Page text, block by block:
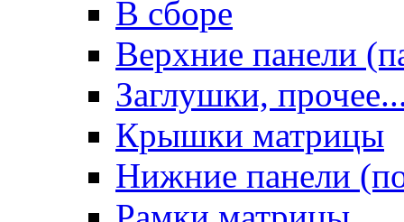
В сборе
Верхние панели
Заглушки,
Крышки матрицы
Нижние панели